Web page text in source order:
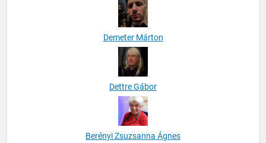
Demeter Márton
Dettre Gábor
Berényi Zsuzsanna Ágnes